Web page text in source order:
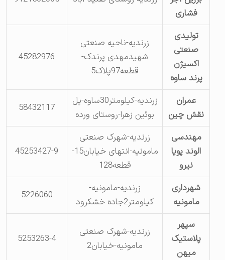
فشاری
تولیدی
صنعتی
اکسیژن
پرند ساوه
زرندیه-ناحیه صنعتی
شهیدمهدی پرندک-
قطعه97پلاک5‍‍‍
45282976
عمران
نقش چین
زرندیه-کیلومتر30ساوه-پل
بوئین زهرا-روستای ورده
58432117
مهندسی
الوند پویا
زرندیه-شهرک صنعتی
مامونیه-انتهای خیابان15-
قطعه128
45253427-9
شهرداری
مامونیه
زرندیه-مامونیه-
کیلومتر2جاده خشکرود
5226060
سپهر
پلاستیک
میهن
زرندیه-شهرک صنعتی
مامونیه-خیابان2
5253263-4